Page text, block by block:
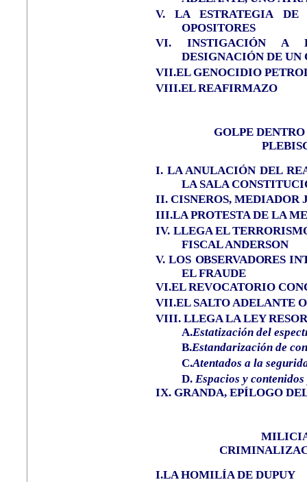
V. LA ESTRATEGIA DE
OPOSITORES
VI.
INSTIGACIÓN A
DESIGNACIÓN DE
VII.EL GENOCIDIO
VIII.EL REAFIRMAZO
GOLPE
I. LA ANULACIÓN DEL
LA SALA
II. CISNEROS, MEDIADOR
III.LA PROTESTA DE LA
IV. LLEGA EL
FISCAL ANDERSON
V. LOS OBSERVADORES
EL FRAUDE
VI.EL REVOCATORIO
VII.EL SALTO ADELANTE
VIII. LLEGA LA LEY
A.Estatización del
B.Estandarización de
C.Atentados a la
D. Espacios y
IX. GRANDA, EPÍLOGO
I.LA HOMILÍA DE DUPUY